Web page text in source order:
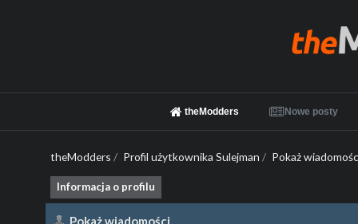
theModders Nowe posty
theModders / Profil użytkownika Sulejman / Pokaż
Informacja o profilu
Pokaż wiadomości